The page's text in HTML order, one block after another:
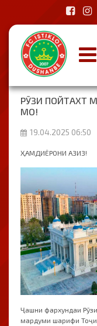
РӮЗИ ПОЙТАХТ
МО!
19.04.2025 06:50
ҲАМДИЁРОНИ АЗИЗ!
Ҷашни фархундаи
мардуми шарифи